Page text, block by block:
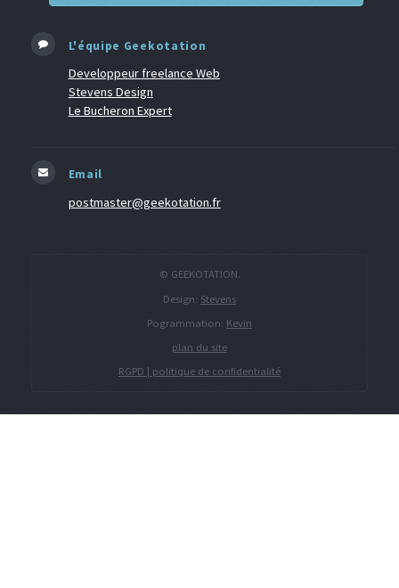
L'équipe Geekotation
Developpeur freelance Web
Stevens Design
Le Bucheron Expert
Email
postmaster@geekotation.fr
© GEEKOTATION.
Design: Stevens
Pogrammation: Kevin
plan du site
RGPD | politique de confidentialité